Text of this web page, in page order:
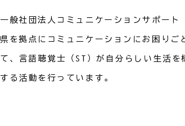
一般社団法人コミュニケーションサポート
県を拠点にコミュニケーションにお困りご
て、言語聴覚士（ST）が自分らしい生活を
する活動を行っています。